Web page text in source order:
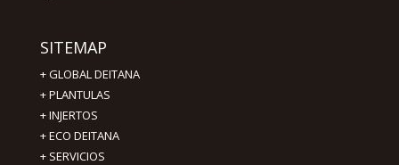
SITEMAP
+GLOBAL DEITANA
+PLANTULAS
+INJERTOS
+ECO DEITANA
+ SERVICIOS